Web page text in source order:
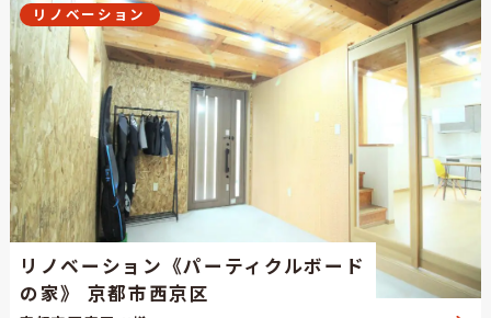
リノベーション
リノベーション《パーティクルボード
の家》 京都市西京区